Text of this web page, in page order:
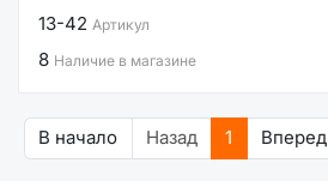
13-42 Артикул
8 Наличие в магазине
В начало Назад 1 Вперед